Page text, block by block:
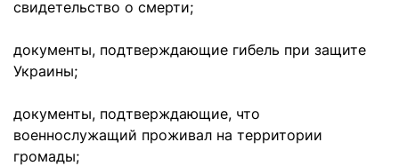
свидетельство о смерти;
документы, подтверждающие гибель при защите
Украины;
документы, подтверждающие, что
военнослужащий проживал на территории
громады;